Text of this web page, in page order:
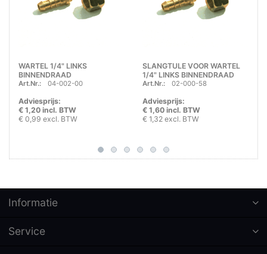
WARTEL 1/4" LINKS
BINNENDRAAD
Art.Nr.: 04-002-00
Adviesprijs:
€ 1,20 incl. BTW
€ 0,99 excl. BTW
SLANGTULE VOOR WARTEL
1/4" LINKS BINNENDRAAD
Art.Nr.: 02-000-58
Adviesprijs:
€ 1,60 incl. BTW
€ 1,32 excl. BTW
Informatie
Service